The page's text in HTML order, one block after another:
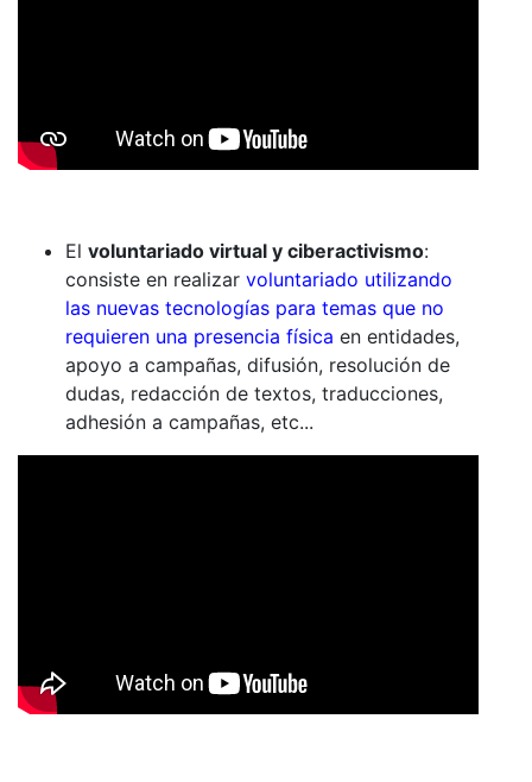
El voluntariado virtual y ciberactivismo:
consiste en realizar voluntariado utilizando
las nuevas tecnologías para temas que no
requieren una presencia física en entidades,
apoyo a campañas, difusión, resolución de
dudas, redacción de textos, traducciones,
adhesión a campañas, etc...